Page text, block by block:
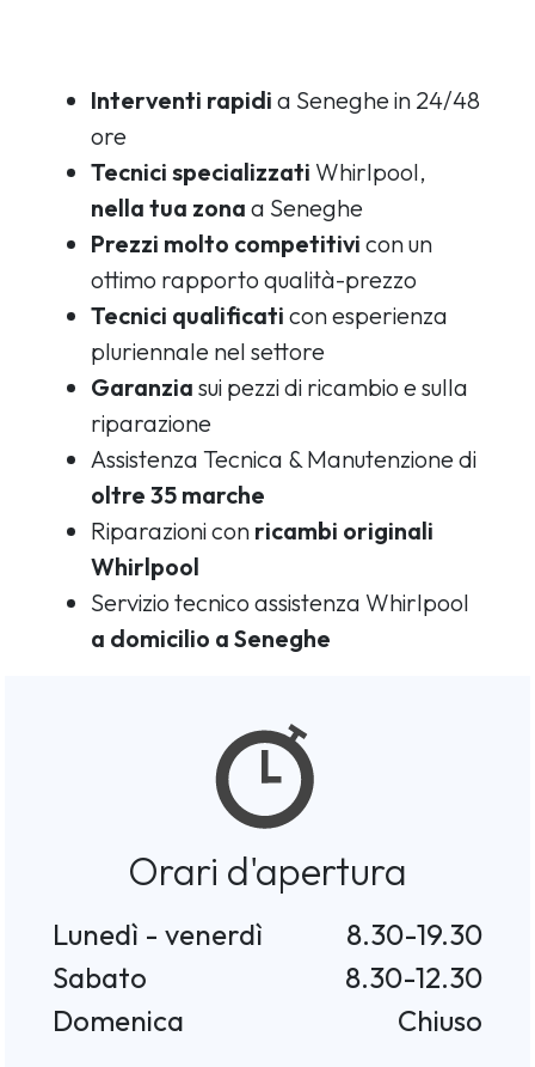
Interventi rapidi a Seneghe in 24/48
ore
Tecnici specializzati Whirlpool,
nella tua zona a Seneghe
Prezzi molto competitivi con un
ottimo rapporto qualità-prezzo
Tecnici qualificati con esperienza
pluriennale nel settore
Garanzia sui pezzi di ricambio e sulla
riparazione
Assistenza Tecnica & Manutenzione di
oltre 35 marche
Riparazioni con ricambi originali
Whirlpool
Servizio tecnico assistenza Whirlpool
a domicilio a Seneghe
Orari d'apertura
Lunedì - venerdì
8.30-19.30
Sabato
8.30-12.30
Domenica
Chiuso